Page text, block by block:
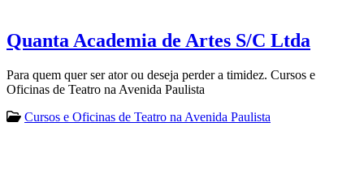
Quanta Academia de Artes S/C Ltda
Para quem quer ser ator ou deseja perder a timidez. Cursos e
Oficinas de Teatro na Avenida Paulista
Cursos e Oficinas de Teatro na Avenida Paulista